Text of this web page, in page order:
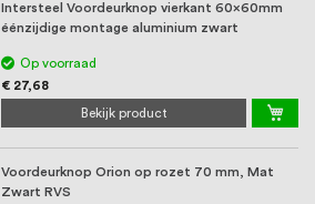
Intersteel Voordeurknop vierkant 60x60mm
éénzijdige montage aluminium zwart
Op voorraad
€ 27,68
Bekijk product
Voordeurknop Orion op rozet 70 mm, Mat
Zwart RVS